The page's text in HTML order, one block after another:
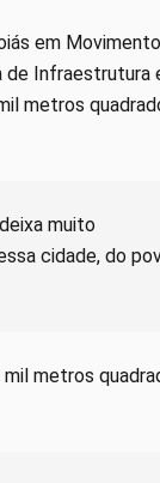
em Movimento
de Infraestrutura
metros
muito
cidade, do
metros